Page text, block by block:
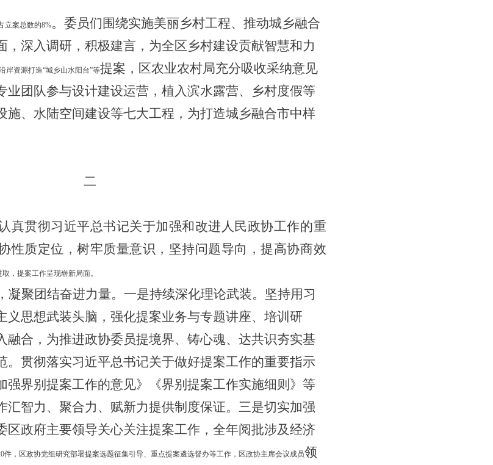
立案总数的8%。委员们围绕实施美丽乡村工程、 推动城乡融合
，深入调研，积极建言，为全区乡村建设贡献智慧和力
岸资源打造“城乡山水阳台”等提案 ，区农业农村局充分吸收采纳意见
业团队参与设计建设运营，植入滨水露营、乡村度假等
、水陆空间建设等七大工程， 为打造城乡融合市中样
二
真贯彻习近平总书记关于加强和改进人民政协工作的重
性质定位，树牢质量意识，坚持问题导向，提高协商效
，提案工作呈现崭新局面。
凝聚团结奋进力量。 一是持续深化理论武装。
坚持用习
思想武装头脑， 强化提案业务与专题讲座、 培训 研
融合 ，为推进政协委员提境界、铸心魂、达共识夯实基
贯彻落实习近平总书记关于做好提案工作的重要指示
强界别提案工作的意见》《界别提案工作实施细则》 等
汇智力、聚合力 、 赋新力提供制度保证。 三是切实加强
区政府主要领导关心关注提案工作，全年阅批涉及经济
件，区政协党组研究部署提案选题征集引导、重点提案遴选督办等工作，区政协主席会议成员领